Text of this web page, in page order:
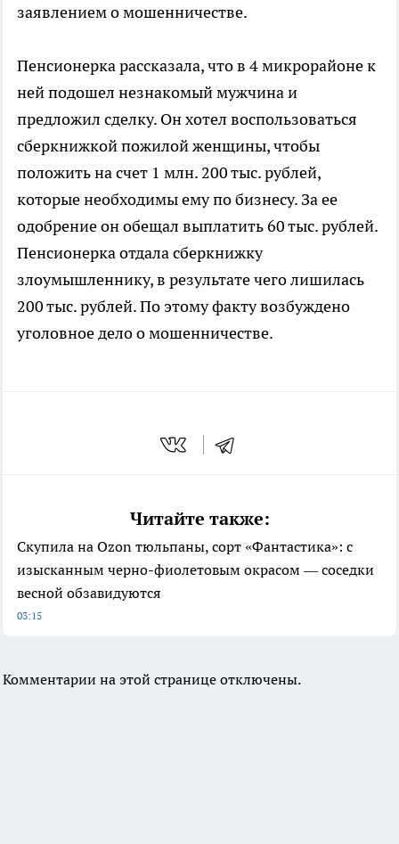
заявлением о мошенничестве.
Пенсионерка рассказала, что в 4 микрорайоне к
ней подошел незнакомый мужчина и
предложил сделку. Он хотел воспользоваться
сберкнижкой пожилой женщины, чтобы
положить на счет 1 млн. 200 тыс. рублей,
которые необходимы ему по бизнесу. За ее
одобрение он обещал выплатить 60 тыс. рублей.
Пенсионерка отдала сберкнижку
злоумышленнику, в результате чего лишилась
200 тыс. рублей. По этому факту возбуждено
уголовное дело о мошенничестве.
Читайте также:
Скупила на Ozon тюльпаны, сорт «Фантастика»: с
изысканным черно-фиолетовым окрасом — соседки
весной обзавидуются
03:15
Комментарии на этой странице отключены.